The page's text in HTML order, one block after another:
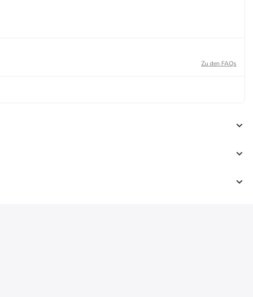
Zu den FAQs